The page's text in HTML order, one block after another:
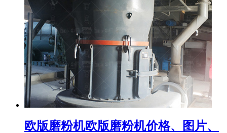
欧版磨粉机欧版磨粉机价格、图片、